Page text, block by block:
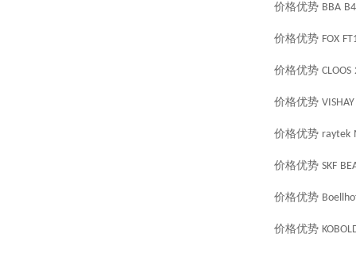
价格优势 BBA
价格优势 FOX
价格优势 CLOOS
价格优势 VISHAY
价格优势 raytek
价格优势 SKF
价格优势
价格优势